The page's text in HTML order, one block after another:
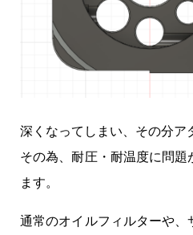
深くなってしまい、その分ア
その為、耐圧・耐温度に問
ます。
通常のオイルフィルターや